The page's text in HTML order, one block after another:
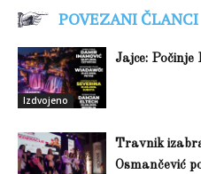
POVEZANI ČLANCI
Izdvojeno
Jajce:
Travnik
Osmančević